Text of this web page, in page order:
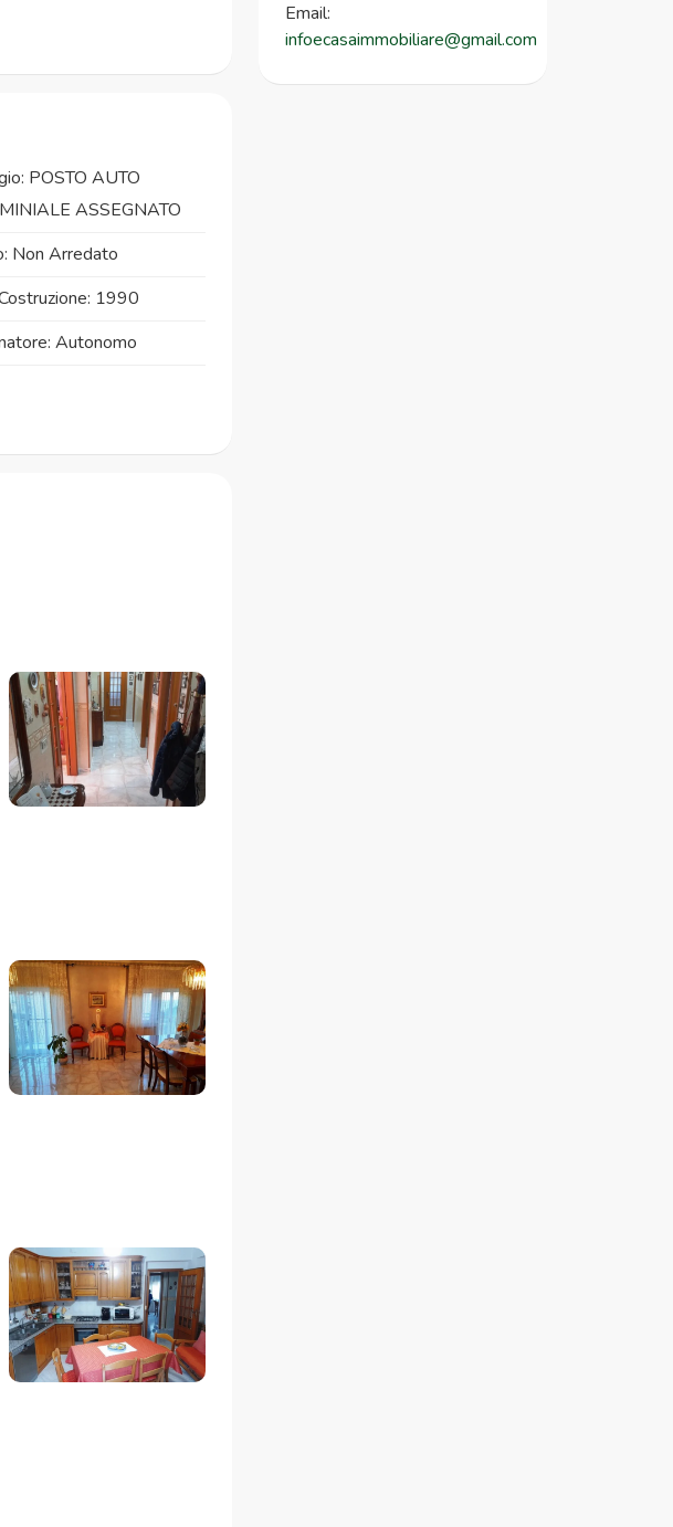
POSTO AUTO
ASSEGNATO
Non Arredato
1990
Autonomo
Email:
infoecasaimmobiliare@gmail.com